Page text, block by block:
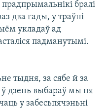
бралі
два гады, у траўні
укладаў ад
падманутымі.
тыдня, за сябе й за
ў дзень выбараў мы ня
у забесьпячэньні